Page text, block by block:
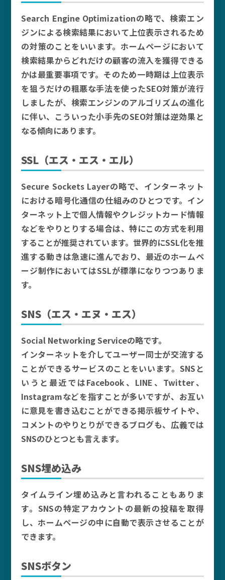
Search Engine Optimizationの略で、検索エン
ジンによる検索結果において上位表示されるため
の対策のことをいいます。ホームページにおいて
検索結果からどれだけの顧客の流入を獲得できる
かは最重要事項です。そのため一時期は上位表示
を狙うだけの粗悪な手法を使ったSEO対策が流行
しましたが、検索エンジンのアルゴリズムの進化
に伴い、こういった小手先のSEO対策は逆効果と
なる傾向にあります。
SSL（エス・エス・エル）
Secure Sockets Layerの略で、インターネット
における暗号化通信の仕組みのひとつです。イン
ターネット上で個人情報やクレジットカード情報
などをやりとりする場合は、特にこの方式を利用
することが推奨されています。世界的にSSL化を推
進する動きは急速に進んでおり、最近のホームペ
ージ制作においてはSSLが標準になりつつありま
す。
SNS（エス・エヌ・エス）
Social Networking Serviceの略です。
インターネットを介してユーザー同士が交流する
ことができるサービスのことをいいます。SNSと
いうと最近ではFacebook、LINE、Twitter、
Instagramなどを指すことが多いですが、お互い
に意見を書き込むことができる掲示板サイトや、
コメントのやりとりができるブログも、広義では
SNSのひとつとも言えます。
SNS埋め込み
タイムライン埋め込みと言われることもありま
す。SNSの特定アカウントの最新の投稿を取得
し、ホームページの中に自動で表示させることが
できます。
SNSボタン